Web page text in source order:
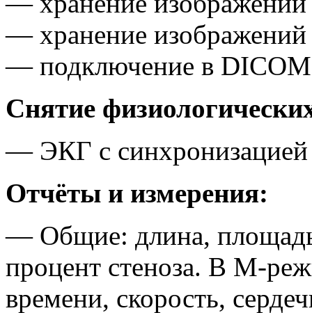
— хранение
— подключение в
Снятие
— ЭКГ с синхронизацией
Отчёты и измерения:
— Общие: длина,
процент стеноза. В М-
времени, скорость,